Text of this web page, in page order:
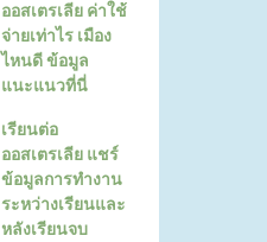
ออสเตรเลีย ค่าใช้
จ่ายเท่าไร เมือง
ไหนดี ข้อมูล
แนะแนวที่นี่
เรียนต่อ
ออสเตรเลีย แชร์
ข้อมูลการทำงาน
ระหว่างเรียนและ
หลังเรียนจบ